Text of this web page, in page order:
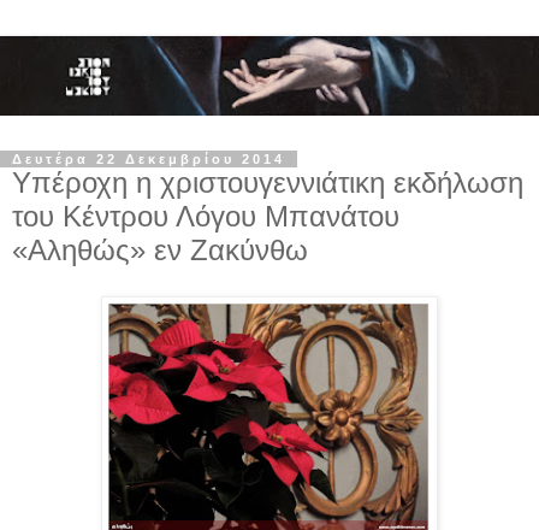
Δευτέρα 22 Δεκεμβρίου 2014
Υπέροχη η χριστουγεννιάτικη εκδήλωση
του Κέντρου Λόγου Μπανάτου
«Αληθώς» εν Ζακύνθω